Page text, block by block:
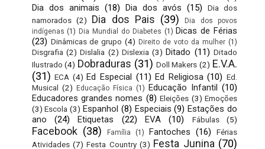
Dia dos animais (18) Dia dos avós (15)
Dia dos
namorados (2) Dia dos Pais (39)
Dia dos povos
indígenas (1) Dia Mundial do Diabetes (1) Dicas de Férias
(23) Dinâmicas de grupo (4) Direito de voto da mulher (1)
Disgrafia (2) Dislalia (2) Dislexia (3) Ditado (11) Ditado
Ilustrado (4) Dobraduras (31) Doll Makers (2) E.V.A.
(31) ECA (4) Ed Especial (11) Ed Religiosa (10) Ed.
Musical (2) Educação Física (1) Educação Infantil
(10)
Educadores grandes nomes (8) Eleições (3) Emoções
(3) Escola (3) Espanhol (8) Especiais (9) Estações do
ano
(24) Etiquetas (22) EVA (10) Fábulas (5)
Facebook (38) Família (1) Fantoches (16)
Férias
Atividades (7) Festa Country (3) Festa Junina (70)